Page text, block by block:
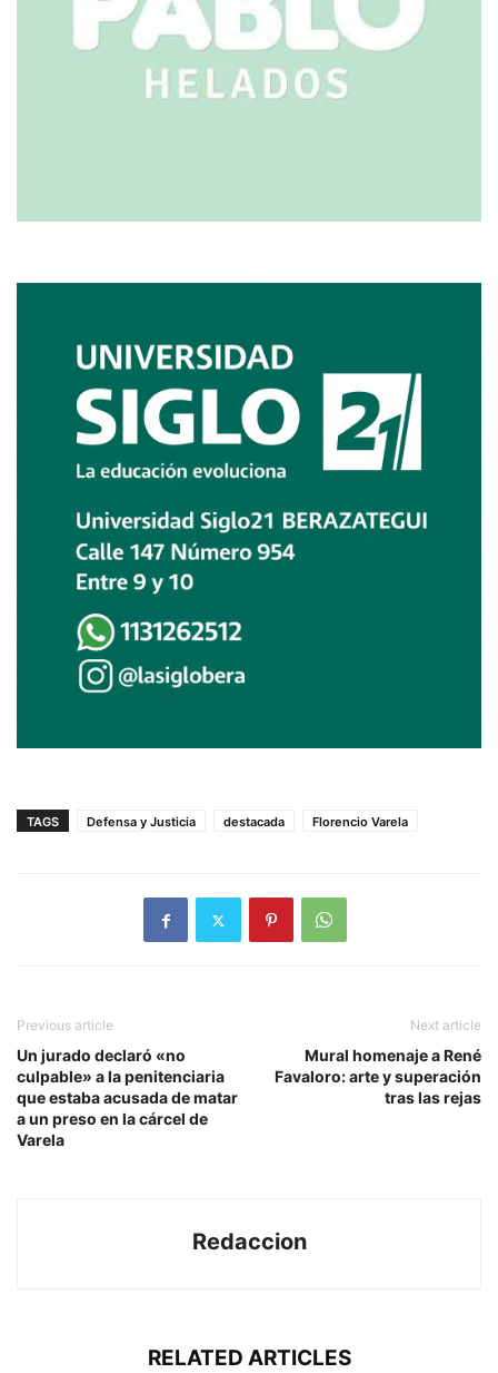
TAGS Defensa y Justicia destacada Florencio Varela
Previous article
Un jurado declaró «no
culpable» a la penitenciaria
que estaba acusada de matar
a un preso en la cárcel de
Varela
Next article
Mural homenaje a René
Favaloro: arte y superación
tras las rejas
Redaccion
RELATED ARTICLES